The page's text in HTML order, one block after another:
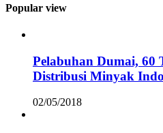
Popular view
Pelabuhan Dumai, 60
Distribusi Minyak
02/05/2018